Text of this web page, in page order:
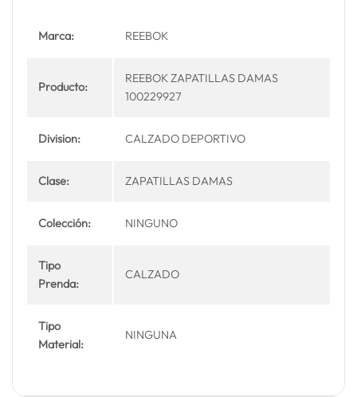
Marca: REEBOK
Producto:
REEBOK ZAPATILLAS DAMAS
100229927
Division: CALZADO DEPORTIVO
Clase: ZAPATILLAS DAMAS
Colección: NINGUNO
Tipo
Prenda:
CALZADO
Tipo
Material:
NINGUNA